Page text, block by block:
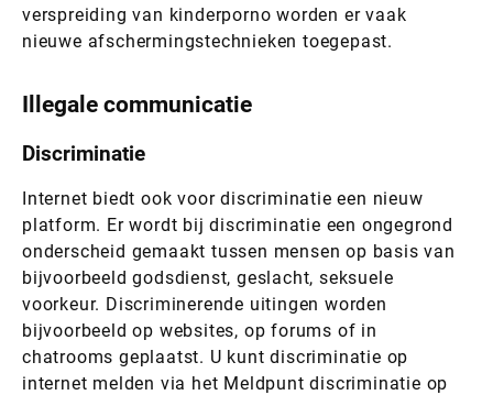
verspreiding van kinderporno worden er vaak
nieuwe afschermingstechnieken toegepast.
Illegale communicatie
Discriminatie
Internet biedt ook voor discriminatie een nieuw
platform. Er wordt bij discriminatie een ongegrond
onderscheid gemaakt tussen mensen op basis van
bijvoorbeeld godsdienst, geslacht, seksuele
voorkeur. Discriminerende uitingen worden
bijvoorbeeld op websites, op forums of in
chatrooms geplaatst. U kunt discriminatie op
internet melden via het Meldpunt discriminatie op